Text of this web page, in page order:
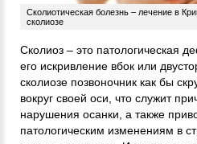
Сколиотическая болезнь – лечение в
сколиозе
Сколиоз – это патологическая
его искривление вбок или
сколиозе позвоночник как бы
вокруг своей оси, что служит
нарушения осанки, а также
патологическим изменениям в